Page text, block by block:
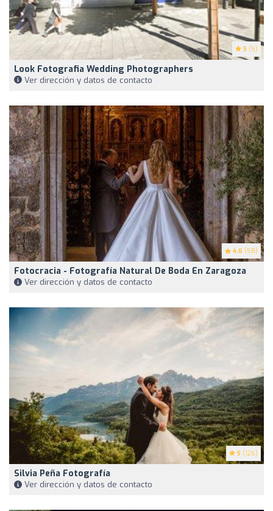
5 (5)
Look Fotografia Wedding Photographers
Ver dirección y datos de contacto
4.6 (58)
Fotocracia - Fotografía Natural De Boda En Zaragoza
Ver dirección y datos de contacto
5 (126)
Silvia Peña Fotografía
Ver dirección y datos de contacto